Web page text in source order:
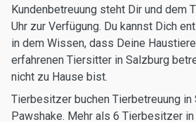
Kundenbetreuung steht Dir und dem
Uhr zur Verfügung. Du kannst Dich
in dem Wissen, dass Deine
erfahrenen Tiersitter in Salzburg
nicht zu Hause bist.
Tierbesitzer buchen Tierbetreuung in
Pawshake. Mehr als 6 Tierbesitzer